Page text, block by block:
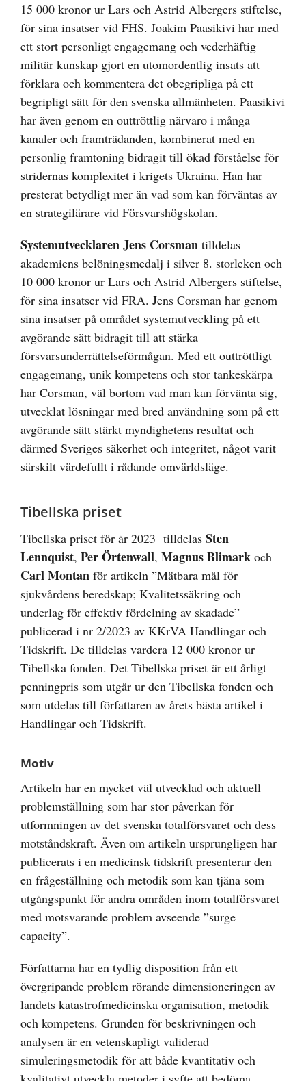
15 000 kronor ur Lars och Astrid Albergers stiftelse,
för sina insatser vid FHS. Joakim Paasikivi har med
ett stort personligt engagemang och vederhäftig
militär kunskap gjort en utomordentlig insats att
förklara och kommentera det obegripliga på ett
begripligt sätt för den svenska allmänheten. Paasikivi
har även genom en outtröttlig närvaro i många
kanaler och framträdanden, kombinerat med en
personlig framtoning bidragit till ökad förståelse för
stridernas komplexitet i krigets Ukraina. Han har
presterat betydligt mer än vad som kan förväntas av
en strategilärare vid Försvarshögskolan.
SystemutvecklarenJens Corsman tilldelas
akademiens belöningsmedalj i silver 8. storleken och
10 000 kronor ur Lars och Astrid Albergers stiftelse,
för sina insatser vid FRA. Jens Corsman har genom
sina insatser på området systemutveckling på ett
avgörande sätt bidragit till att stärka
försvarsunderrättelseförmågan. Med ett outtröttligt
engagemang, unik kompetens och stor tankeskärpa
har Corsman, väl bortom vad man kan förvänta sig,
utvecklat lösningar med bred användning som på ett
avgörande sätt stärkt myndighetens resultat och
därmed Sveriges säkerhet och integritet, något varit
särskilt värdefullt i rådande omvärldsläge.
Tibellska priset
Tibellska priset för år 2023 tilldelas Sten
Lennquist, Per Örtenwall, Magnus Blimark och
Carl Montan för artikeln ”Mätbara mål för
sjukvårdens beredskap; Kvalitetssäkring och
underlag för effektiv fördelning av skadade”
publicerad i nr 2/2023 av KKrVA Handlingar och
Tidskrift. De tilldelas vardera 12 000 kronor ur
Tibellska fonden. Det Tibellska priset är ett årligt
penningpris som utgår ur den Tibellska fonden och
som utdelas till författaren av årets bästa artikel i
Handlingar och Tidskrift.
Motiv
Artikeln har en mycket väl utvecklad och aktuell
problemställning som har stor påverkan för
utformningen av det svenska totalförsvaret och dess
motståndskraft. Även om artikeln ursprungligen har
publicerats i en medicinsk tidskrift presenterar den
en frågeställning och metodik som kan tjäna som
utgångspunkt för andra områden inom totalförsvaret
med motsvarande problem avseende ”surge
capacity”.
Författarna har en tydlig disposition från ett
övergripande problem rörande dimensioneringen av
landets katastrofmedicinska organisation, metodik
och kompetens. Grunden för beskrivningen och
analysen är en vetenskapligt validerad
simuleringsmetodik för att både kvantitativ och